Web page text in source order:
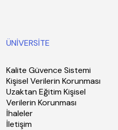
ÜNİVERSİTE
Kalite Güvence Sistemi
Kişisel Verilerin Korunması
Uzaktan Eğitim Kişisel
Verilerin Korunması
İhaleler
İletişim